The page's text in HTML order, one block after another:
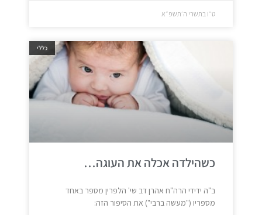
ט״ו בתשרי ה׳תשפ״א
כללי
כשהילדה אכלה את העוגה…
ב"ה ידידי הרה"ח אהרן דב שי' הלפרין מספר באחד
מספריו ("מעשה ברבי") את הסיפור הזה: